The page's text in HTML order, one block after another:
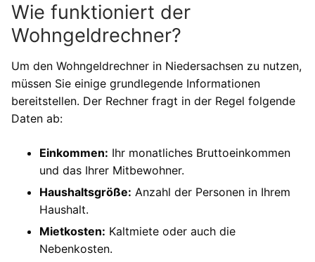
Wie funktioniert der
Wohngeldrechner?
Um den Wohngeldrechner in Niedersachsen zu nutzen,
müssen Sie einige grundlegende Informationen
bereitstellen. Der Rechner fragt in der Regel folgende
Daten ab:
Einkommen: Ihr monatliches Bruttoeinkommen
und das Ihrer Mitbewohner.
Haushaltsgröße: Anzahl der Personen in Ihrem
Haushalt.
Mietkosten: Kaltmiete oder auch die
Nebenkosten.